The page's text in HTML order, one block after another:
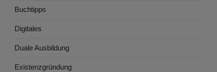
Buchtipps
Digitales
Duale Ausbildung
Existenzgründung